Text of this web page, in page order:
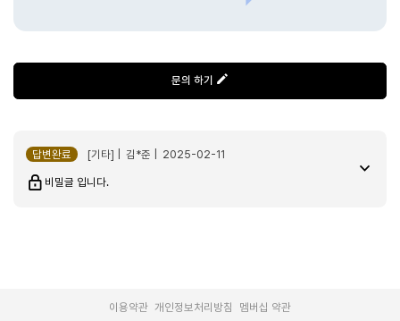
싱글오리진 탄자니아 킬리만자로 AA 워시드 200g
문의 하기
답변완료 [기타] | 김*준 | 2025-02-11
비밀글 입니다.
이용약관 개인정보처리방침 멤버십 약관